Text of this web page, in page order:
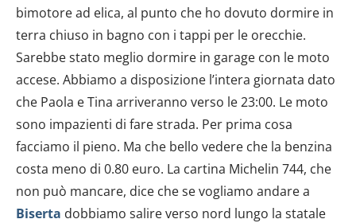
bimotore ad elica, al punto che ho dovuto dormire in
terra chiuso in bagno con i tappi per le orecchie.
Sarebbe stato meglio dormire in garage con le moto
accese. Abbiamo a disposizione l’intera giornata dato
che Paola e Tina arriveranno verso le 23:00. Le moto
sono impazienti di fare strada. Per prima cosa
facciamo il pieno. Ma che bello vedere che la benzina
costa meno di 0.80 euro. La cartina Michelin 744, che
non può mancare, dice che se vogliamo andare a
Biserta dobbiamo salire verso nord lungo la statale